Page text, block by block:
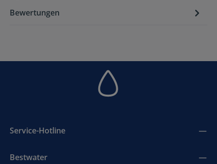
Bewertungen
Service-Hotline
Bestwater